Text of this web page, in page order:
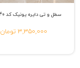
سطل و تی دایره یونیک کد ‌UN.2540
3,350,000 تومان